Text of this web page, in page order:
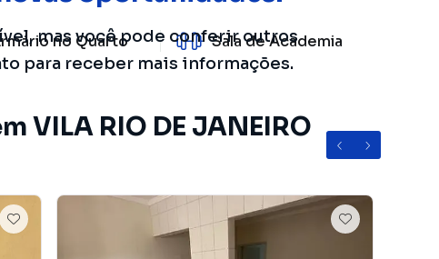
mas você pode conferir outros
para receber mais informações.
no Quarto Sala de Academia
VILA RIO DE JANEIRO